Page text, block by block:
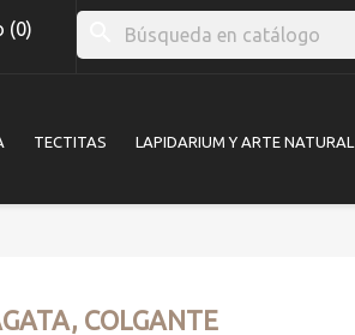
(0)
TECTITAS LAPIDARIUM Y ARTE NATURAL
COLGANTE